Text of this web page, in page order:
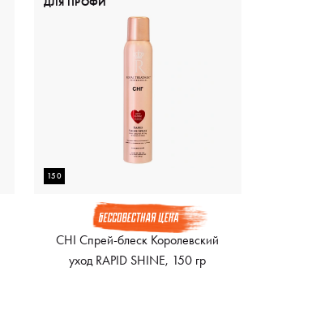
150
CHI Спрей-блеск Королевский
уход RAPID SHINE, 150 гр